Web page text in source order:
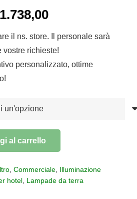
1.738,00Fascia
prezzo:
da
€1.619,00
€1.738,00
il ns. store. Il personale sarà
vostre richieste!
personalizzato, ottime
al carrello
, Commerciale, Illuminazione
hotel Lampade da terra